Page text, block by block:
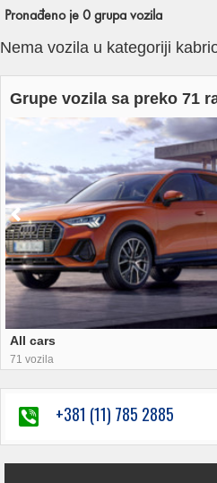
Pronađeno je0grupa vozila
Nema vozila u kategoriji
Grupe vozila sa preko 71
All cars
71 vozila
+381 (11) 785 2885